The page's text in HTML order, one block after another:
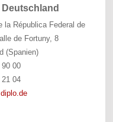
la Républica Federal de
de Fortuny, 8
(Spanien)
00
04